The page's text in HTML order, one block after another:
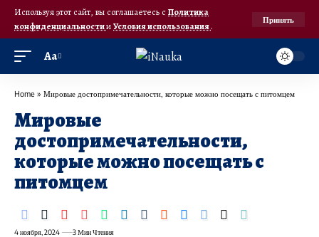
Используя этот сайт, вы соглашаетесь с Политика
конфиденциальностииУсловия использования.
Принять
Аа
Home » Мировые достопримечательности, которые можно посещать с питомцем
Мировые
достопримечательности,
которые можно посещать с
питомцем
4 ноября, 2024 3 Мин Чтения